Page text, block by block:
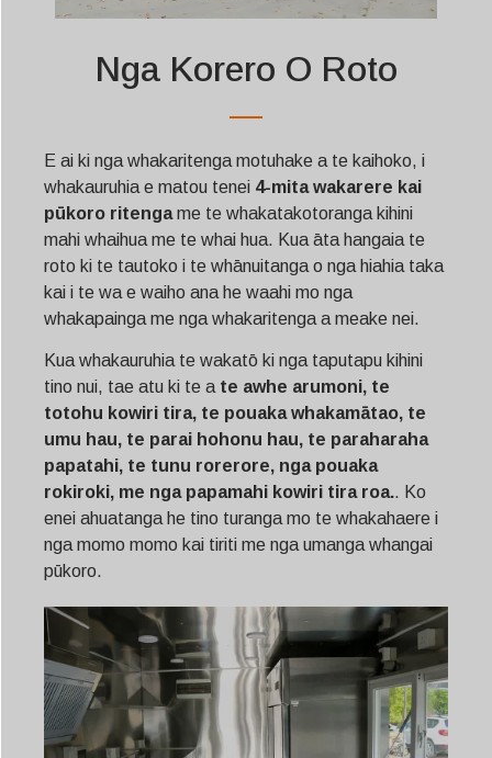
Nga Korero O Roto
E ai ki nga whakaritenga motuhake a te kaihoko, i
whakauruhia e matou tenei 4-mita wakarere kai
pūkoro ritengame te whakatakotoranga kihini
mahi whaihua me te whai hua. Kua āta hangaia te
roto ki te tautoko i te whānuitanga o nga hiahia taka
kai i te wa e waiho ana he waahi mo nga
whakapainga me nga whakaritenga a meake nei.
Kua whakauruhia te wakatō ki nga taputapu kihini
tino nui, tae atu ki te a te awhe arumoni, te
totohu kowiri tira, te pouaka whakamātao, te
umu hau, te parai hohonu hau, te paraharaha
papatahi, te tunu rorerore, nga pouaka
rokiroki, me nga papamahi kowiri tira roa.. Ko
enei ahuatanga he tino turanga mo te whakahaere i
nga momo momo kai tiriti me nga umanga whangai
pūkoro.